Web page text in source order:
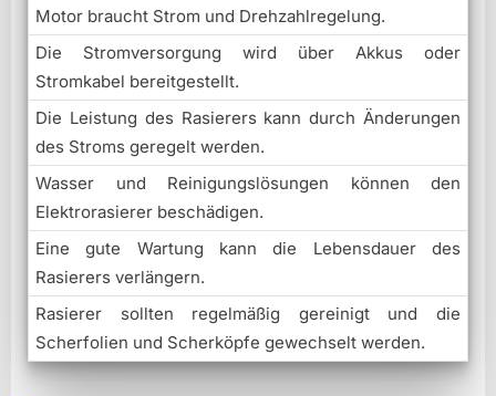
Motor braucht Strom und Drehzahlregelung.
Die Stromversorgung wird über Akkus oder
Stromkabel bereitgestellt.
Die Leistung des Rasierers kann durch Änderungen
des Stroms geregelt werden.
Wasser und Reinigungslösungen können den
Elektrorasierer beschädigen.
Eine gute Wartung kann die Lebensdauer des
Rasierers verlängern.
Rasierer sollten regelmäßig gereinigt und die
Scherfolien und Scherköpfe gewechselt werden.